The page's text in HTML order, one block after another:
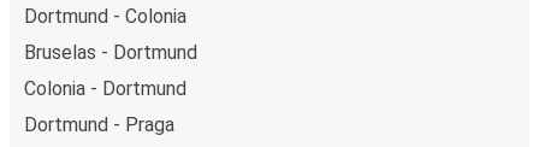
Dortmund - Colonia
Bruselas - Dortmund
Colonia - Dortmund
Dortmund - Praga